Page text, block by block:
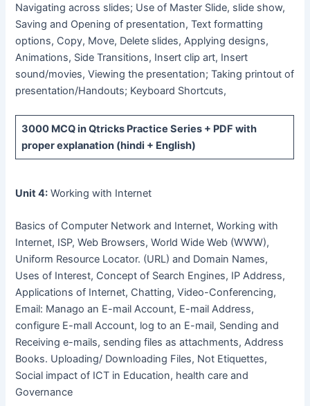
Navigating across slides; Use of Master Slide, slide show,
Saving and Opening of presentation, Text formatting
options, Copy, Move, Delete slides, Applying designs,
Animations, Side Transitions, Insert clip art, Insert
sound/movies, Viewing the presentation; Taking printout of
presentation/Handouts; Keyboard Shortcuts,
3000 MCQin Qtricks Practice Series + PDF with
proper explanation (hindi + English)
Unit 4: Working with Internet
Basics of Computer Network and Internet, Working with
Internet, ISP, Web Browsers, World Wide Web (WWW),
Uniform Resource Locator. (URL) and Domain Names,
Uses of Interest, Concept of Search Engines, IP Address,
Applications of Internet, Chatting, Video-Conferencing,
Email: Manago an E-mail Account, E-mail Address,
configure E-mall Account, log to an E-mail, Sending and
Receiving e-mails, sending files as attachments, Address
Books. Uploading/ Downloading Files, Not Etiquettes,
Social impact of ICT in Education, health care and
Governance